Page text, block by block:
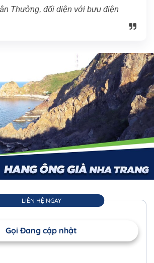
Thưởng, đối diện với bưu điện
LIÊN HỆ NGAY
Gọi Đang cập nhật